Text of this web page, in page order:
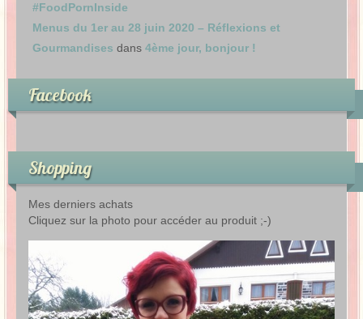
#FoodPornInside
Menus du 1er au 28 juin 2020 – Réflexions et
Gourmandises dans 4ème jour, bonjour !
Facebook
Shopping
Mes derniers achats
Cliquez sur la photo pour accéder au produit ;-)